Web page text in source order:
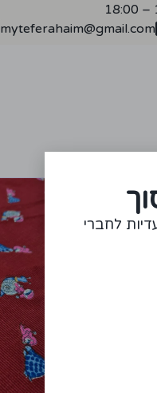
myteferahaim@gmail.com
לחברי